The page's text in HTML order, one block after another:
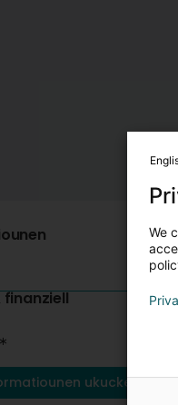
ukucken
We